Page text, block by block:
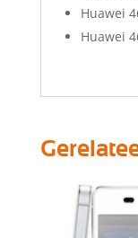
Huawei
Huawei